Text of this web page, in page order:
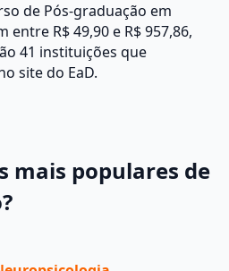
de Pós-graduação em
entre R$ 49,90 e R$ 957,86,
41 instituições que
site do EaD.
mais populares de